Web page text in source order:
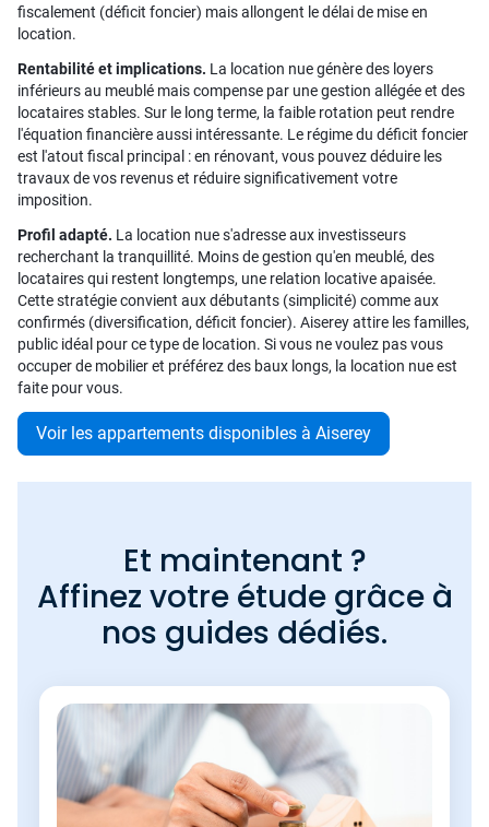
fiscalement (déficit foncier) mais allongent le délai de mise en
location.
Rentabilité et implications. La location nue génère des loyers
inférieurs au meublé mais compense par une gestion allégée et des
locataires stables. Sur le long terme, la faible rotation peut rendre
l'équation financière aussi intéressante. Le régime du déficit foncier
est l'atout fiscal principal : en rénovant, vous pouvez déduire les
travaux de vos revenus et réduire significativement votre
imposition.
Profil adapté. La location nue s'adresse aux investisseurs
recherchant la tranquillité. Moins de gestion qu'en meublé, des
locataires qui restent longtemps, une relation locative apaisée.
Cette stratégie convient aux débutants (simplicité) comme aux
confirmés (diversification, déficit foncier). Aiserey attire les familles,
public idéal pour ce type de location. Si vous ne voulez pas vous
occuper de mobilier et préférez des baux longs, la location nue est
faite pour vous.
Voir les appartements disponibles à Aiserey
Et maintenant ?
Affinez votre étude grâce à
nos guides dédiés.